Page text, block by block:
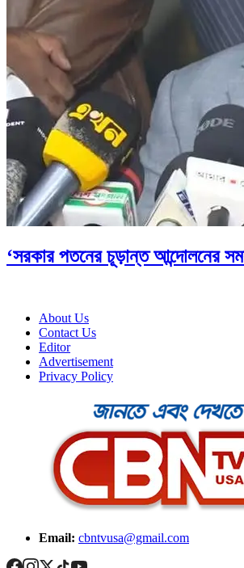
‘সরকার পতনের চূড়ান্ত আন্দোলনের
About Us
Contact Us
Editor
Advertisement
Privacy Policy
Email: cbntvusa@gmail.com